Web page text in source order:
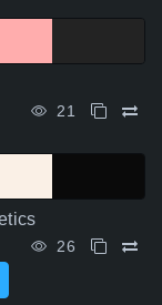
21
26